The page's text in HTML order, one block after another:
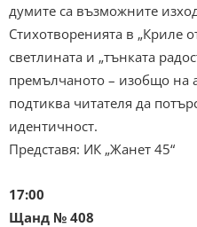
думите са възможните
Стихотворенията в „Криле
светлината и „тънката
премълчаното – изобщо на
подтиква читателя да
идентичност.
Представя: ИК „Жанет 45“
17:00
Щанд № 408